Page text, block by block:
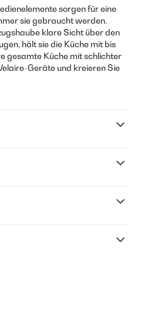
sorgen für eine
sie gebraucht werden.
klare Sicht über den
hält sie die Küche mit bis
gesamte Küche mit schlichter
Geräte und kreieren Sie